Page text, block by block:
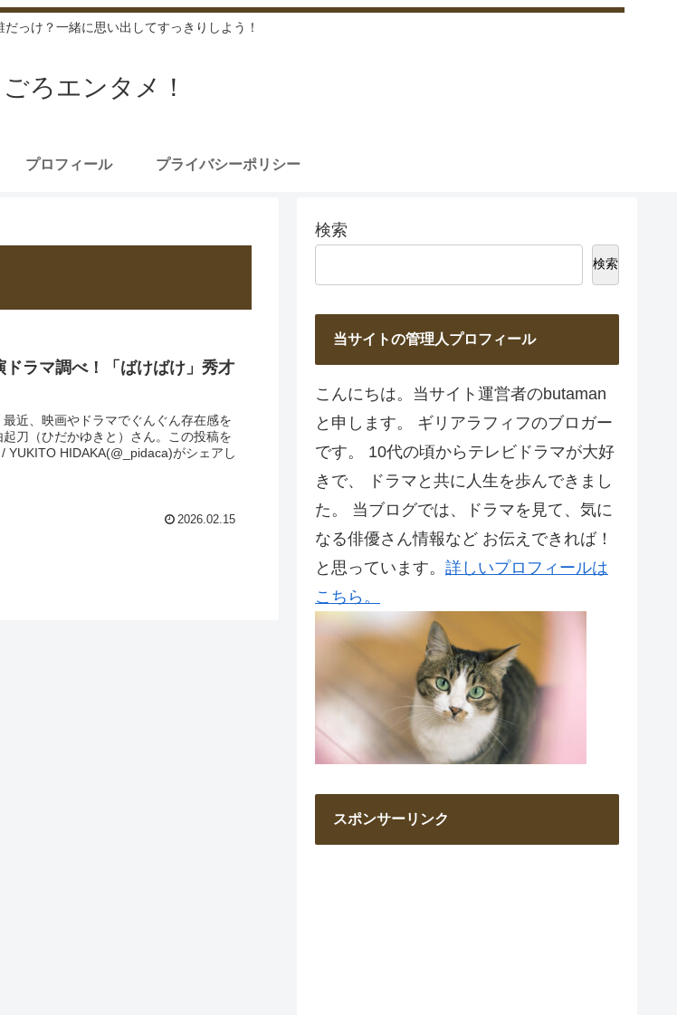
だっけ？一緒に思い出してすっきりしよう！
ろエンタメ！
プロフィール プライバシーポリシー
ドラマ調べ！「ばけばけ」秀才
近、映画やドラマでぐんぐん存在感を
刀（ひだかゆきと）さん。この投稿を
YUKITO HIDAKA(@_pidaca)がシェアし
2026.02.15
検索
検索
当サイトの管理人プロフィール
こんにちは。当サイト運営者のbutaman
と申します。 ギリアラフィフのブロガー
です。 10代の頃からテレビドラマが大好
きで、 ドラマと共に人生を歩んできまし
た。 当ブログでは、ドラマを見て、気に
なる俳優さん情報など お伝えできれば！
と思っています。 詳しいプロフィールは
こちら。
スポンサーリンク